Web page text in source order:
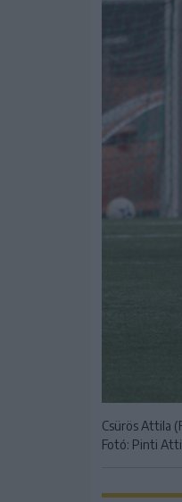
Csürös Attila
Fotó: Pinti